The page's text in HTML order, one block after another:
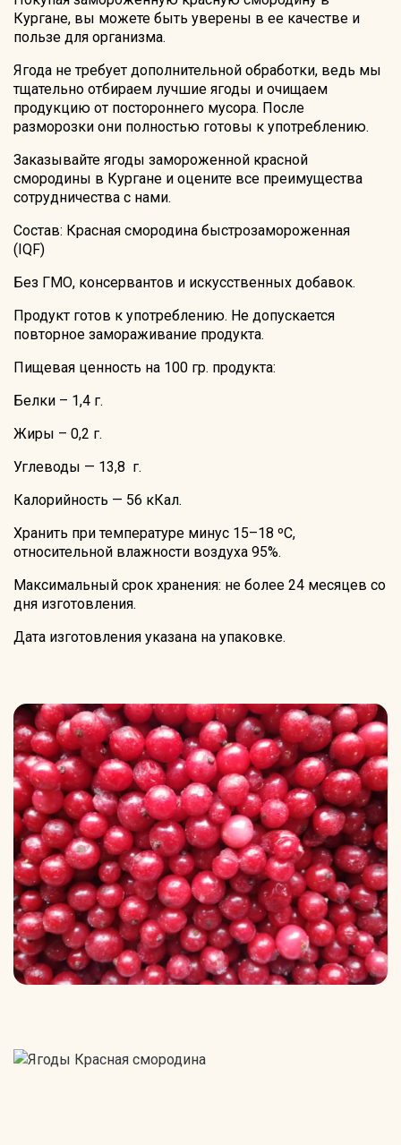
Кургане, вы можете быть уверены в ее качестве и
пользе для организма.
Ягода не требует дополнительной обработки, ведь мы
тщательно отбираем лучшие ягоды и очищаем
продукцию от постороннего мусора. После
разморозки они полностью готовы к употреблению.
Заказывайте ягоды замороженной красной
смородины в Кургане и оцените все преимущества
сотрудничества с нами.
Состав: Красная смородина быстрозамороженная
(IQF)
Без ГМО, консервантов и искусственных добавок.
Продукт готов к употреблению. Не допускается
повторное замораживание продукта.
Пищевая ценность на 100 гр. продукта:
Белки – 1,4 г.
Жиры – 0,2 г.
Углеводы — 13,8 г.
Калорийность — 56 кКал.
Хранить при температуре минус 15–18 ºС,
относительной влажности воздуха 95%.
Максимальный срок хранения: не более 24 месяцев со
дня изготовления.
Дата изготовления указана на упаковке.